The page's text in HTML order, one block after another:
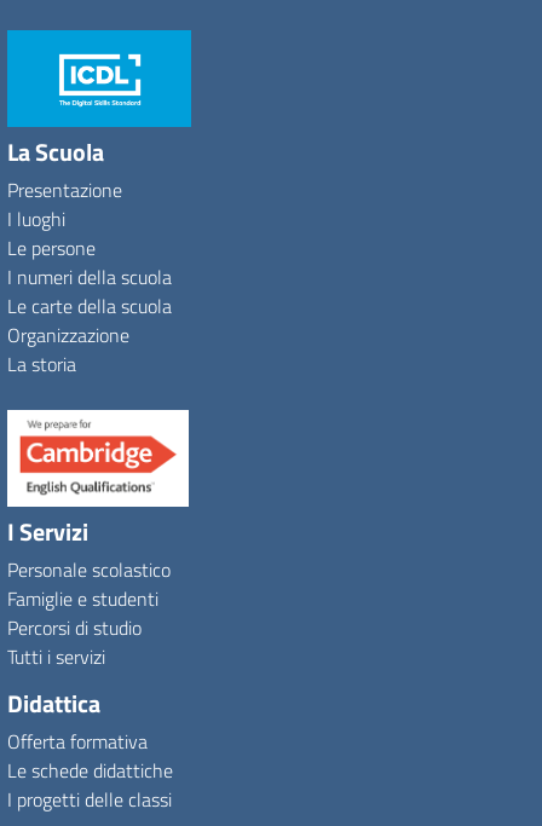
La Scuola
Presentazione
I luoghi
Le persone
I numeri della scuola
Le carte della scuola
Organizzazione
La storia
I Servizi
Personale scolastico
Famiglie e studenti
Percorsi di studio
Tutti i servizi
Didattica
Offerta formativa
Le schede didattiche
I progetti delle classi